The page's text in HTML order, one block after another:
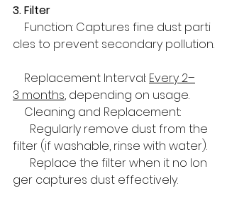
3. Filter
Function: Captures fine dust parti
cles to prevent secondary pollution.
Replacement Interval: Every 2–
3 months, depending on usage.
Cleaning and Replacement:
Regularly remove dust from the
filter (if washable, rinse with water).
Replace the filter when it no lon
ger captures dust effectively.